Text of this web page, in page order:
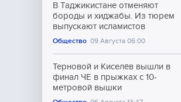
Общество
Культура
В Таджикистане отменяют
бороды и хиджабы. Из тюрем
выпускают исламистов
Общество 09 Августа 06:00
Терновой и Киселёв вышли в
финал ЧЕ в прыжках с 10-
метровой вышки